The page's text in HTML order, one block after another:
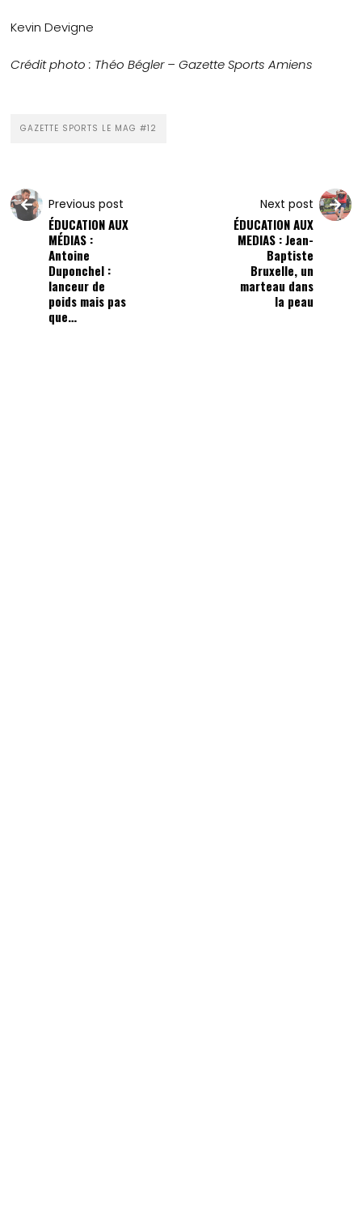
Kevin Devigne
Crédit photo : Théo Bégler – Gazette Sports Amiens
GAZETTE SPORTS LE MAG #12
Previous post
ÉDUCATION AUX
MÉDIAS :
Antoine
Duponchel :
lanceur de
poids mais pas
que…
Next post
ÉDUCATION AUX
MEDIAS : Jean-
Baptiste
Bruxelle, un
marteau dans
la peau